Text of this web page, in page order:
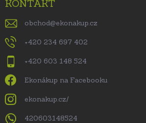
KONTAKT
obchod@ekonakup.cz
+420 234 697 402
+420 603 148 524
Ekonákup na Facebooku
ekonakup.cz/
420603148524